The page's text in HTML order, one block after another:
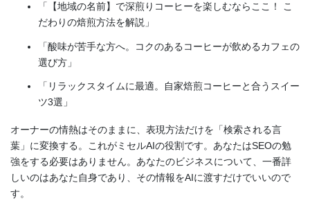
「【地域の名前】で深煎りコーヒーを楽しむならここ！ こ
だわりの焙煎方法を解説」
「酸味が苦手な方へ。コクのあるコーヒーが飲めるカフェの
選び方」
「リラックスタイムに最適。自家焙煎コーヒーと合うスイー
ツ3選」
オーナーの情熱はそのままに、表現方法だけを「検索される言
葉」に変換する。これがミセルAIの役割です。あなたはSEOの勉
強をする必要はありません。あなたのビジネスについて、一番詳
しいのはあなた自身であり、その情報をAIに渡すだけでいいので
す。